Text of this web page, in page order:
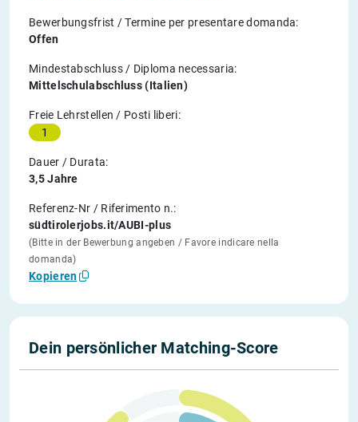
Bewerbungsfrist / Termine per presentare domanda:
Offen
Mindestabschluss / Diploma necessaria:
Mittelschulabschluss (Italien)
Freie Lehrstellen / Posti liberi:
1
Dauer / Durata:
3,5 Jahre
Referenz-Nr / Riferimento n.:
südtirolerjobs.it/AUBI-plus
(Bitte in der Bewerbung angeben / Favore indicare nella
domanda)
Kopieren
Dein persönlicher Matching-Score